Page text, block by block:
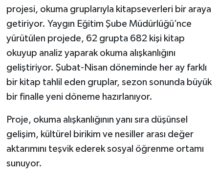
projesi, okuma gruplarıyla kitapseverleri bir araya
getiriyor. Yaygın Eğitim Şube Müdürlüğü’nce
yürütülen projede, 62 grupta 682 kişi kitap
okuyup analiz yaparak okuma alışkanlığını
geliştiriyor. Şubat-Nisan döneminde her ay farklı
bir kitap tahlil eden gruplar, sezon sonunda büyük
bir finalle yeni döneme hazırlanıyor.
Proje, okuma alışkanlığının yanı sıra düşünsel
gelişim, kültürel birikim ve nesiller arası değer
aktarımını teşvik ederek sosyal öğrenme ortamı
sunuyor.